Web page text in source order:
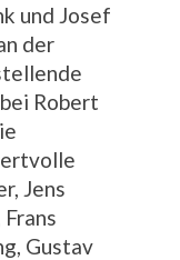
und Josef
der
Robert
Jens
Gustav